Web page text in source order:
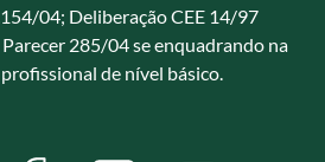
04; Deliberação CEE 14/97
285/04 se enquadrando na
de nível básico.